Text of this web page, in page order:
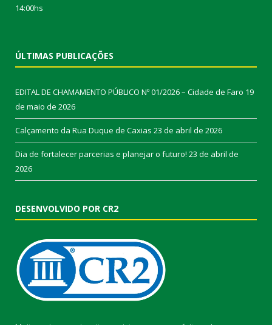
14:00hs
ÚLTIMAS PUBLICAÇÕES
EDITAL DE CHAMAMENTO PÚBLICO Nº 01/2026 – Cidade de Faro 19
de maio de 2026
Calçamento da Rua Duque de Caxias 23 de abril de 2026
Dia de fortalecer parcerias e planejar o futuro! 23 de abril de
2026
DESENVOLVIDO POR CR2